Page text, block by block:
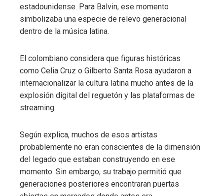
estadounidense. Para Balvin, ese momento
simbolizaba una especie de relevo generacional
dentro de la música latina.
El colombiano considera que figuras históricas
como Celia Cruz o Gilberto Santa Rosa ayudaron a
internacionalizar la cultura latina mucho antes de la
explosión digital del reguetón y las plataformas de
streaming.
Según explica, muchos de esos artistas
probablemente no eran conscientes de la dimensión
del legado que estaban construyendo en ese
momento. Sin embargo, su trabajo permitió que
generaciones posteriores encontraran puertas